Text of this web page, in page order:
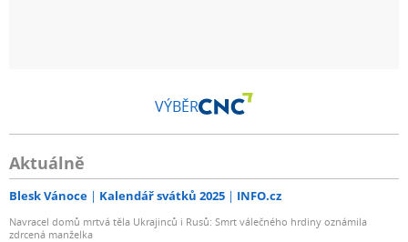
VÝBĚR
Aktuálně
Blesk Vánoce Kalendář svátků 2025 INFO.cz
Navracel domů mrtvá těla Ukrajinců i Rusů: Smrt válečného hrdiny oznámila
zdrcená manželka